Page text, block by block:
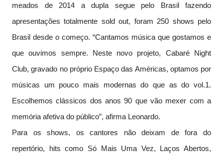
meados de 2014 a dupla segue pelo Brasil fazendo
apresentações totalmente sold out, foram 250 shows pelo
Brasil desde o começo. “Cantamos música que gostamos e
que ouvimos sempre. Neste novo projeto, Cabaré Night
Club, gravado no próprio Espaço das Américas, optamos por
músicas um pouco mais modernas do que as do vol.1.
Escolhemos clássicos dos anos 90 que vão mexer com a
memória afetiva do público”, afirma Leonardo.
Para os shows, os cantores não deixam de fora do
repertório, hits como Só Mais Uma Vez, Laços Abertos,